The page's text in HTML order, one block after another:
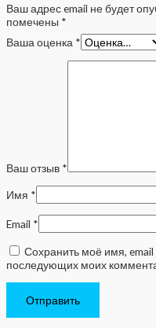
Ваш адрес email не будет
помечены *
Ваша оценка *
Ваш отзыв *
Имя *
Email *
Сохранить моё имя, email
последующих моих